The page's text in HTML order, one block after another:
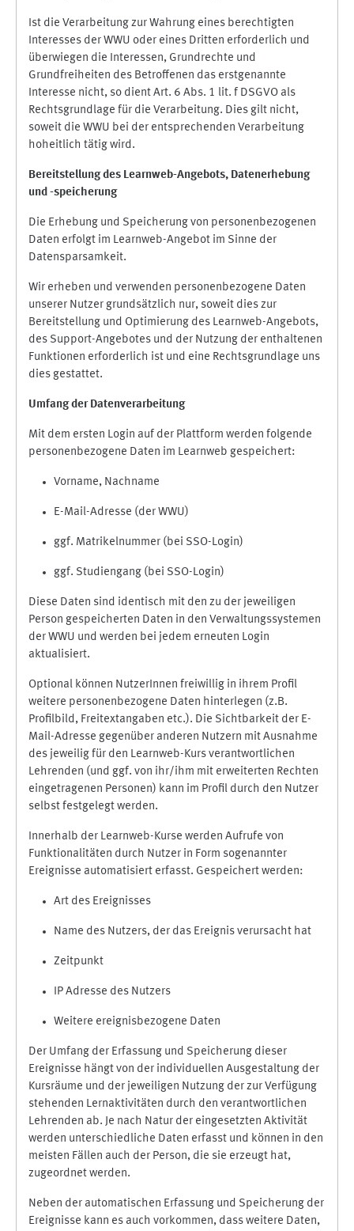
Ist die Verarbeitung zur Wahrung eines berechtigten
Interesses der WWU oder eines Dritten erforderlich und
überwiegen die Interessen, Grundrechte und
Grundfreiheiten des Betroffenen das erstgenannte
Interesse nicht, so dient Art. 6 Abs. 1 lit. f DSGVO als
Rechtsgrundlage für die Verarbeitung. Dies gilt nicht,
soweit die WWU bei der entsprechenden Verarbeitung
hoheitlich tätig wird.
Bereitstellung des Learnweb-Angebots, Datenerhebung
und -speicherung
Die Erhebung und Speicherung von personenbezogenen
Daten erfolgt im Learnweb-Angebot im Sinne der
Datensparsamkeit.
Wir erheben und verwenden personenbezogene Daten
unserer Nutzer grundsätzlich nur, soweit dies zur
Bereitstellung und Optimierung des Learnweb-Angebots,
des Support-Angebotes und der Nutzung der enthaltenen
Funktionen erforderlich ist und eine Rechtsgrundlage uns
dies gestattet.
Umfang der Datenverarbeitung
Mit dem ersten Login auf der Plattform werden folgende
personenbezogene Daten im Learnweb gespeichert:
Vorname, Nachname
E-Mail-Adresse (der WWU)
ggf. Matrikelnummer (bei SSO-Login)
ggf. Studiengang (bei SSO-Login)
Diese Daten sind identisch mit den zu der jeweiligen
Person gespeicherten Daten in den Verwaltungssystemen
der WWU und werden bei jedem erneuten Login
aktualisiert.
Optional können NutzerInnen freiwillig in ihrem Profil
weitere personenbezogene Daten hinterlegen (z.B.
Profilbild, Freitextangaben etc.). Die Sichtbarkeit der E-
Mail-Adresse gegenüber anderen Nutzern mit Ausnahme
des jeweilig für den Learnweb-Kurs verantwortlichen
Lehrenden (und ggf. von ihr/ihm mit erweiterten Rechten
eingetragenen Personen) kann im Profil durch den Nutzer
selbst festgelegt werden.
Innerhalb der Learnweb-Kurse werden Aufrufe von
Funktionalitäten durch Nutzer in Form sogenannter
Ereignisse automatisiert erfasst. Gespeichert werden:
Art des Ereignisses
Name des Nutzers, der das Ereignis verursacht hat
Zeitpunkt
IP Adresse des Nutzers
Weitere ereignisbezogene Daten
Der Umfang der Erfassung und Speicherung dieser
Ereignisse hängt von der individuellen Ausgestaltung der
Kursräume und der jeweiligen Nutzung der zur Verfügung
stehenden Lernaktivitäten durch den verantwortlichen
Lehrenden ab. Je nach Natur der eingesetzten Aktivität
werden unterschiedliche Daten erfasst und können in den
meisten Fällen auch der Person, die sie erzeugt hat,
zugeordnet werden.
Neben der automatischen Erfassung und Speicherung der
Ereignisse kann es auch vorkommen, dass weitere Daten,